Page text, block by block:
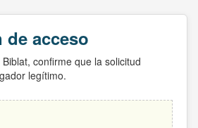
acceso
confirme que la solicitud
legítimo.